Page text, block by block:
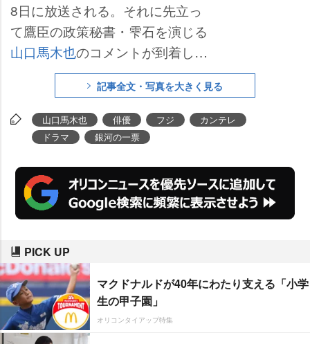
8日に放送される。それに先立っ
て鷹臣の政策秘書・雫石を演じる
山口馬木也のコメントが到着し
記事全文・写真を大きく見る
山口馬木也 俳優 フジ
カンテレ
ドラマ
銀河の一票
PICK UP
マクドナルドが40年にわたり支える「小学
生の甲子園」
オリコンタイアップ特集